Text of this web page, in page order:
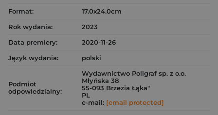
Format:
17.0x24.0cm
Rok wydania:
2023
Data premiery:
2020-11-26
Język wydania:
polski
Podmiot
odpowiedzialny:
Wydawnictwo Poligraf sp. z o.o.
Młyńska 38
55-093 Brzezia Łąka"
PL
e-mail: [email protected]